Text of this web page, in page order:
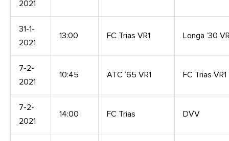
2021
31-1-
2021
13:00 FC Trias VR1 Longa ’30
7-2-
2021
10:45 ATC ’65 VR1 FC Trias VR1
7-2-
2021
14:00 FC Trias DVV